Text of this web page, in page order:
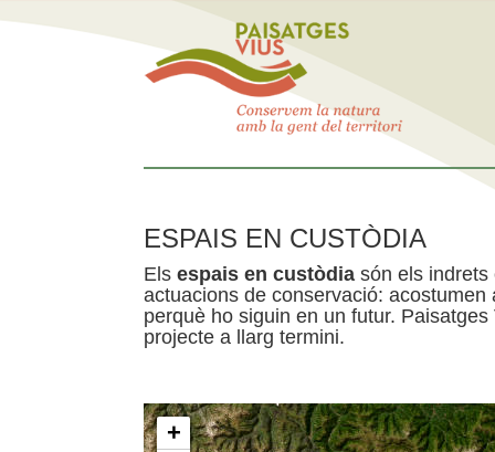
ESPAIS EN CUSTÒDIA
Els espais en custòdia són els indrets
actuacions de conservació:
perquè ho siguin en un futur.
projecte a llarg termini.
+